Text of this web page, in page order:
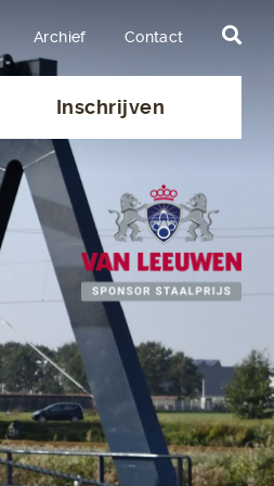
Inschrijven
Archief Contact